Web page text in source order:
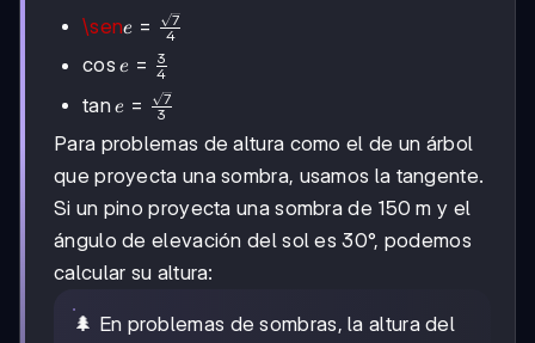
\sen e =
\frac{\sqrt{7}}
{4}
\sene = 4
7
\cos e
\frac{3}
{4}
cos e = 4
3
\tan e =
\frac{\sqrt{7}}
{3}
tane = 3
7
Para problemas de altura como el de un árbol
que proyecta una sombra, usamos la tangente.
Si un pino proyecta una sombra de 150 m y el
ángulo de elevación del sol es 30°, podemos
calcular su altura:
🌲 En problemas de sombras, la altura del